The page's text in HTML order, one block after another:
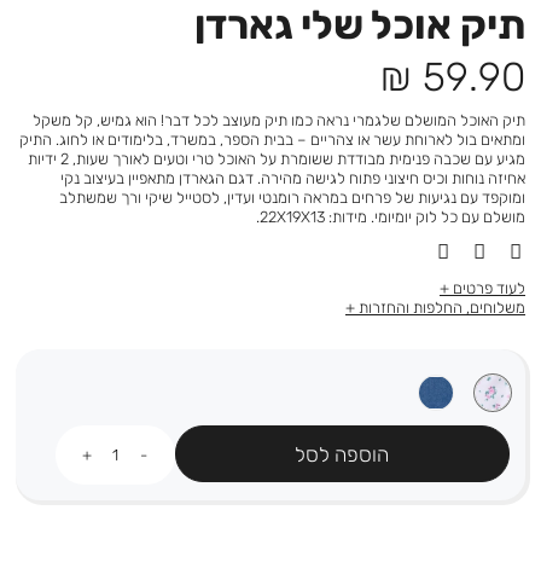
תיק אוכל שלי גארדן
מחיר
מוצר
59.90 ₪
תיק האוכל המושלם שלגמרי נראה כמו תיק מעוצב לכל דבר! הוא גמיש, קל משקל
ומתאים בול לארוחת עשר או צהריים – בבית הספר, במשרד, בלימודים או לחוג. התיק
מגיע עם שכבה פנימית מבודדת ששומרת על האוכל טרי וטעים לאורך שעות, 2 ידיות
אחיזה נוחות וכיס חיצוני פתוח לגישה מהירה. דגם הגארדן מתאפיין בעיצוב נקי
ומוקפד עם נגיעות של פרחים במראה רומנטי ועדין, לסטייל שיקי ורך שמשתלב
מושלם עם כל לוק יומיומי. מידות: 22X19X13.
לעוד פרטים
משלוחים, החלפות והחזרות
הוספה לסל